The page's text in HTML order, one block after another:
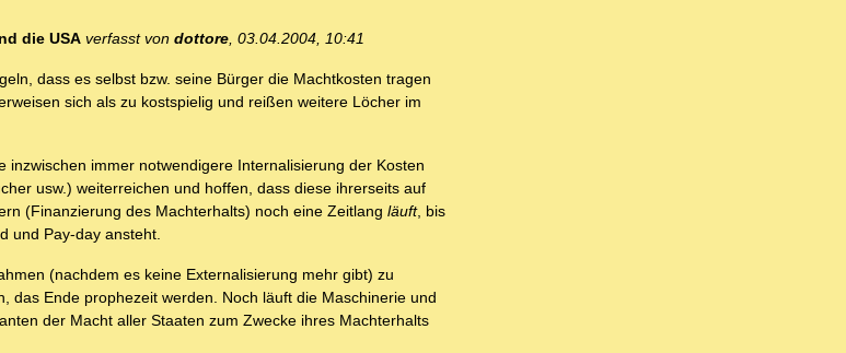
die USA verfasst von dottore, 03.04.2004, 10:41
dass es selbst bzw. seine Bürger die Machtkosten tragen
sich als zu kostspielig und reißen weitere Löcher im
immer notwendigere Internalisierung der Kosten
usw.) weiterreichen und hoffen, dass diese ihrerseits auf
(Finanzierung des Machterhalts) noch eine Zeitlang läuft, bis
und Pay-day ansteht.
(nachdem es keine Externalisierung mehr gibt) zu
das Ende prophezeit werden. Noch läuft die Maschinerie und
der Macht aller Staaten zum Zwecke ihres Machterhalts